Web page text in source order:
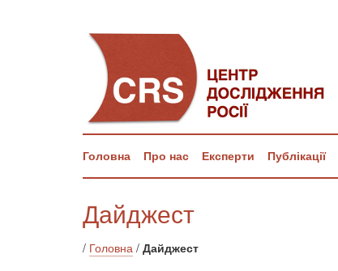
Головна Про нас Експерти Публікації
Дайджест
/ Головна / Дайджест